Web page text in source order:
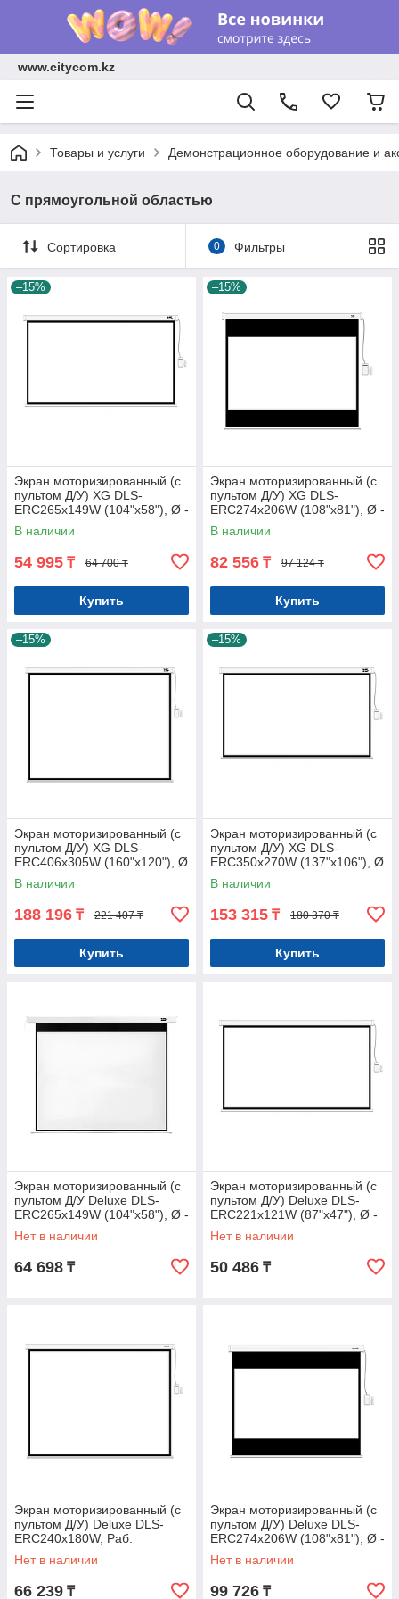
www.citycom.kz
Товары и услуги Демонстрационное оборудование и
С прямоугольной областью
Сортировка 0 Фильтры
–15%
Экран моторизированный (с
пультом Д/У) XG DLS-
ERC265х149W (104"х58"), Ø -
119", 16:9
В наличии
54 995 ₸ 64 700 ₸
Купить
–15%
Экран моторизированный (с
пультом Д/У) XG DLS-
ERC274х206W (108"х81"), Ø -
135", 4:3
В наличии
82 556 ₸ 97 124 ₸
Купить
–15%
Экран моторизированный (с
пультом Д/У) XG DLS-
ERC406х305W (160"х120"), Ø
- 199", 4:3
В наличии
188 196 ₸ 221 407 ₸
Купить
–15%
Экран моторизированный (с
пультом Д/У) XG DLS-
ERС350x270W (137"х106"), Ø
- 174", 16:9
В наличии
153 315 ₸ 180 370 ₸
Купить
Экран моторизированный (с
пультом Д/У Deluxe DLS-
ERC265х149W (104"х58"), Ø -
119", 16:9
Нет в наличии
64 698 ₸
Экран моторизированный (с
пультом Д/У) Deluxe DLS-
ERC221x121W (87"х47"), Ø -
98", 16:9
Нет в наличии
50 486 ₸
Экран моторизированный (с
пультом Д/У) Deluxe DLS-
ERC240х180W, Раб.
поверхность 232*174 см., 4:3
Нет в наличии
66 239 ₸
Экран моторизированный (с
пультом Д/У) Deluxe DLS-
ERC274х206W (108"х81"), Ø -
135", 4:3
Нет в наличии
99 726 ₸